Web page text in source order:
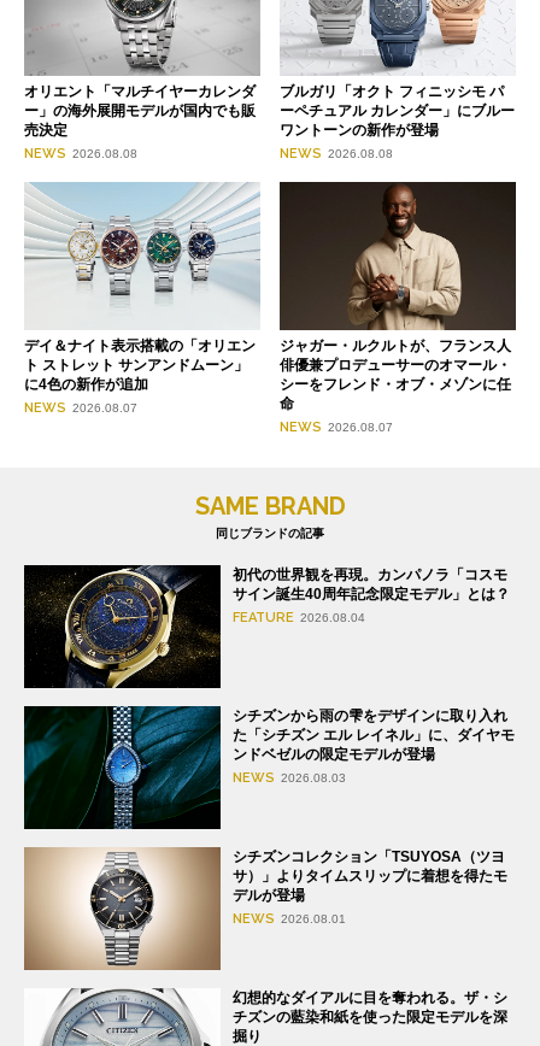
オリエント「マルチイヤーカレンダ
ー」の海外展開モデルが国内でも販
売決定
NEWS 2026.08.08
ブルガリ「オクト フィニッシモ パ
ーペチュアル カレンダー」にブルー
ワントーンの新作が登場
NEWS 2026.08.08
デイ＆ナイト表示搭載の「オリエン
ト ストレット サンアンドムーン」
に4色の新作が追加
NEWS 2026.08.07
ジャガー・ルクルトが、フランス人
俳優兼プロデューサーのオマール・
シーをフレンド・オブ・メゾンに任
命
NEWS 2026.08.07
SAME BRAND
同じブランドの記事
初代の世界観を再現。カンパノラ「コスモ
サイン誕生40周年記念限定モデル」とは？
FEATURE 2026.08.04
シチズンから雨の雫をデザインに取り入れ
た「シチズン エル レイネル」に、ダイヤモ
ンドベゼルの限定モデルが登場
NEWS 2026.08.03
シチズンコレクション「TSUYOSA（ツヨ
サ）」よりタイムスリップに着想を得たモ
デルが登場
NEWS 2026.08.01
幻想的なダイアルに目を奪われる。ザ・シ
チズンの藍染和紙を使った限定モデルを深
掘り